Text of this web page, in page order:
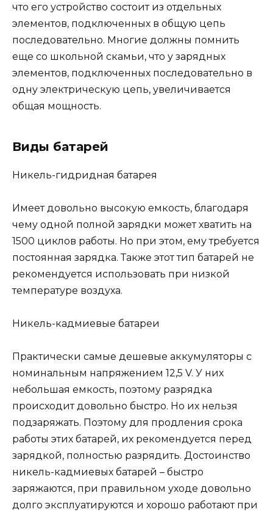
что его устройство состоит из отдельных
элементов, подключенных в общую цепь
последовательно. Многие должны помнить
еще со школьной скамьи, что у зарядных
элементов, подключенных последовательно в
одну электрическую цепь, увеличивается
общая мощность.
Виды батарей
Никель-гидридная батарея
Имеет довольно высокую емкость, благодаря
чему одной полной зарядки может хватить на
1500 циклов работы. Но при этом, ему требуется
постоянная зарядка. Также этот тип батарей не
рекомендуется использовать при низкой
температуре воздуха.
Никель-кадмиевые батареи
Практически самые дешевые аккумуляторы с
номинальным напряжением 12,5 V. У них
небольшая емкость, поэтому разрядка
происходит довольно быстро. Но их нельзя
подзаряжать. Поэтому для продления срока
работы этих батарей, их рекомендуется перед
зарядкой, полностью разрядить. Достоинство
никель-кадмиевых батарей – быстро
заряжаются, при правильном уходе довольно
долго эксплуатируются и хорошо работают при